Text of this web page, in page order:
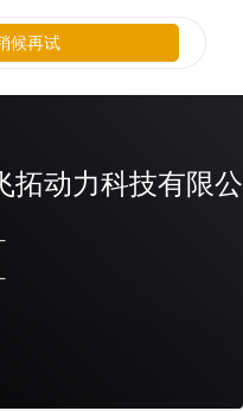
拓动力科技有限
候再试